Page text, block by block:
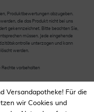
Produktbewertungen abzugeben.
die das Produkt nicht bei uns
gekennzeichnet. Bitte beachten Sie,
müssen. Jede eingehende
unterzogen und kann
werden.
vorbehalten
Versandapotheke! Für die
wir Cookies und